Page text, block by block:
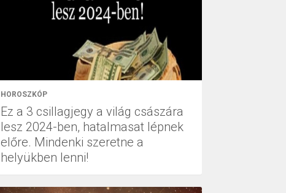
HOROSZKÓP
Ez a 3 csillagjegy a világ császára
lesz 2024-ben, hatalmasat lépnek
előre. Mindenki szeretne a
helyükben lenni!